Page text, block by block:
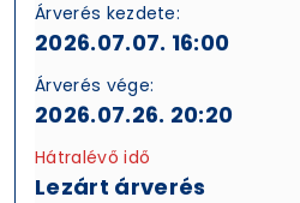
Árverés kezdete:
2026.07.07. 16:00
Árverés vége:
2026.07.26. 20:20
Hátralévő idő
Lezárt árverés